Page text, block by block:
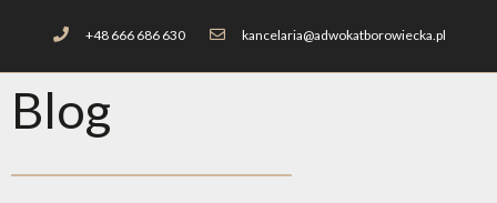
+48 666 686 630 kancelaria@adwokatborowiecka.pl
Blog